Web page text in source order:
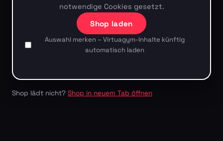
notwendige Cookies gesetzt.
Shop laden
Auswahl merken – Virtuagym-Inhalte künftig
automatisch laden
Shop lädt nicht? Shop in neuem Tab öffnen